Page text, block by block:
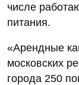
числе
питания.
«Арендные
московских
города 250